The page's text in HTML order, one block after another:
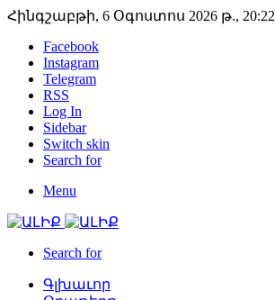
Հինգշաբթի, 6 Օգոստոս 2026 թ., 20:22
Facebook
Instagram
Telegram
RSS
Log In
Sidebar
Switch skin
Search for
Menu
Search for
Գլխաւոր